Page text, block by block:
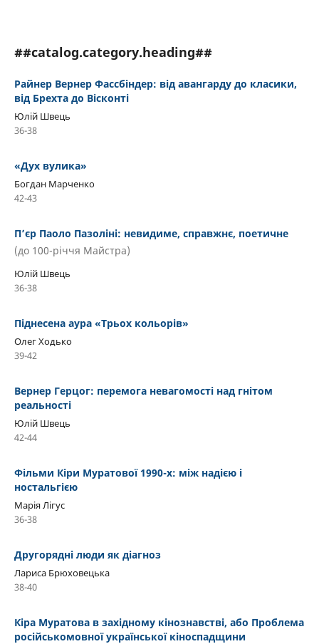
##catalog.category.heading##
Райнер Вернер Фассбіндер: від авангарду до класики,
від Брехта до Вісконті
Юлій Швець
36-38
«Дух вулика»
Богдан Марченко
42-43
П’єр Паоло Пазоліні: невидиме, справжнє, поетичне
(до 100-річчя Майстра)
Юлій Швець
36-38
Піднесена аура «Трьох кольорів»
Олег Ходько
39-42
Вернер Герцог: перемога невагомості над гнітом
реальності
Юлій Швець
42-44
Фільми Кіри Муратової 1990-х: між надією і
ностальгією
Марія Лігус
36-38
Другорядні люди як діагноз
Лариса Брюховецька
38-40
Кіра Муратова в західному кінознавстві, або Проблема
російськомовної української кіноспадщини